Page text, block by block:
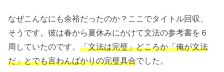
なぜこんなにも余裕だったのか？ここでタイトル回収、
そうです。彼は春から夏休みにかけて文法の参考書を６
周していたのです。「文法は完璧」どころか「俺が文法
だ」とでも言わんばかりの完璧具合でした。